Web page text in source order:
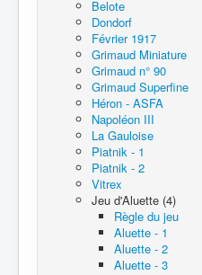
Belote
Dondorf
Février 1917
Grimaud Miniature
Grimaud n° 90
Grimaud Superfine
Héron - ASFA
Napoléon III
La Gauloise
Piatnik - 1
Piatnik - 2
Vitrex
Jeu d'Aluette (4)
Règle du jeu
Aluette - 1
Aluette - 2
Aluette - 3